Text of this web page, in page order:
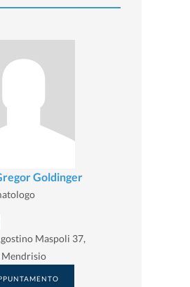
Goldinger
Maspoli 37,